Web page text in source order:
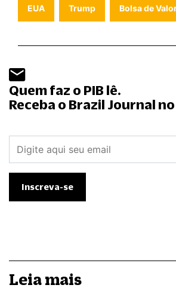
EUA Trump Bolsa de
Quem faz o PIB lê.
Receba o Brazil Journal
Leia mais